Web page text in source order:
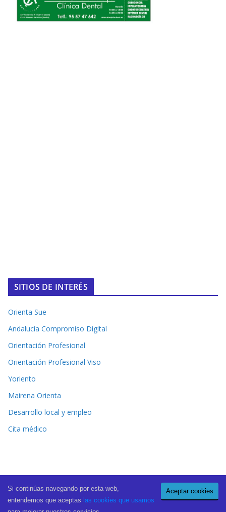
SITIOS DE INTERÉS
Orienta Sue
Andalucía Compromiso Digital
Orientación Profesional
Orientación Profesional Viso
Yoriento
Mairena Orienta
Desarrollo local y empleo
Cita médico
Copyright © 2026El Periódico de Mairena
. All rights reserved.
Theme:
ColorMag Pro by ThemeGrill. Powered by
Aceptar cookies
Si continúas navegando por esta web,
entendemos que aceptas las cookies que usamos